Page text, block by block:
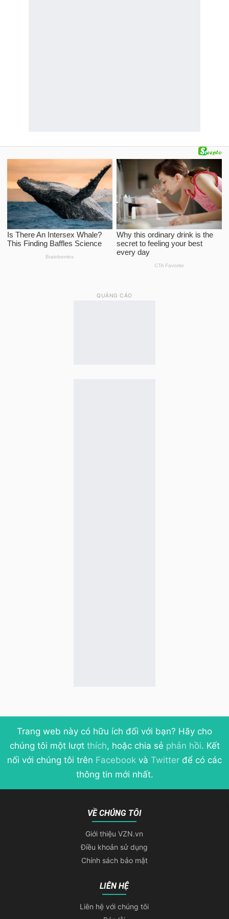
QUẢNG CÁO
Trang web này có hữu ích đối với bạn? Hãy cho
chúng tôi một lượt thích, hoặc chia sẻ phản hồi. Kết
nối với chúng tôi trên Facebook và Twitter để có các
thông tin mới nhất.
VỀ CHÚNG TÔI
Giới thiệu VZN.vn
Điều khoản sử dụng
Chính sách bảo mật
LIÊN HỆ
Liên hệ với chúng tôi